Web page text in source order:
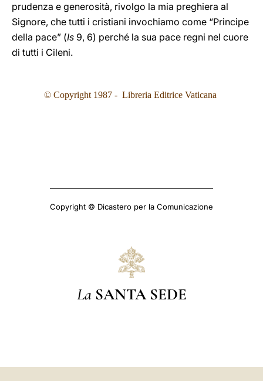
prudenza e generosità, rivolgo la mia preghiera al
Signore, che tutti i cristiani invochiamo come “Principe
della pace” (Is 9, 6) perché la sua pace regni nel cuore
di tutti i Cileni.
© Copyright 1987 - Libreria Editrice Vaticana
Copyright © Dicastero per la Comunicazione
La SANTA SEDE